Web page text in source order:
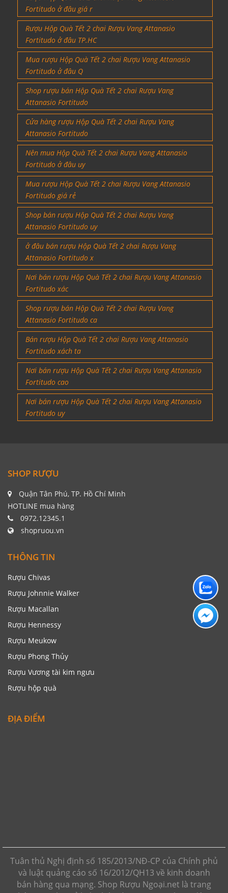
Fortitudo ở đâu giá r
Rượu Hộp Quà Tết 2 chai Rượu Vang Attanasio
Fortitudo ở đâu TP.HC
Mua rượu Hộp Quà Tết 2 chai Rượu Vang Attanasio
Fortitudo ở đâu Q
Shop rượu bán Hộp Quà Tết 2 chai Rượu Vang
Attanasio Fortitudo
Cửa hàng rượu Hộp Quà Tết 2 chai Rượu Vang
Attanasio Fortitudo
Nên mua Hộp Quà Tết 2 chai Rượu Vang Attanasio
Fortitudo ở đâu uy
Mua rượu Hộp Quà Tết 2 chai Rượu Vang Attanasio
Fortitudo giá rẻ
Shop bán rượu Hộp Quà Tết 2 chai Rượu Vang
Attanasio Fortitudo uy
ở đâu bán rượu Hộp Quà Tết 2 chai Rượu Vang
Attanasio Fortitudo x
Nơi bán rượu Hộp Quà Tết 2 chai Rượu Vang Attanasio
Fortitudo xác
Shop rượu bán Hộp Quà Tết 2 chai Rượu Vang
Attanasio Fortitudo ca
Bán rượu Hộp Quà Tết 2 chai Rượu Vang Attanasio
Fortitudo xách ta
Nơi bán rượu Hộp Quà Tết 2 chai Rượu Vang Attanasio
Fortitudo cao
Nơi bán rượu Hộp Quà Tết 2 chai Rượu Vang Attanasio
Fortitudo uy
SHOP RƯỢU
Quận Tân Phú, TP. Hồ Chí Minh
HOTLINE mua hàng
0972.12345.1
shopruou.vn
THÔNG TIN
Rượu Chivas
Rượu Johnnie Walker
Rượu Macallan
Rượu Hennessy
Rượu Meukow
Rượu Phong Thủy
Rượu Vương tài kim ngưu
Rượu hộp quà
ĐỊA ĐIỂM
Tuân thủ Nghị định số 185/2013/NĐ-CP của Chính phủ
và luật quảng cáo số 16/2012/QH13 về kinh doanh
bán hàng qua mạng. Shop Rượu Ngoại.net là trang